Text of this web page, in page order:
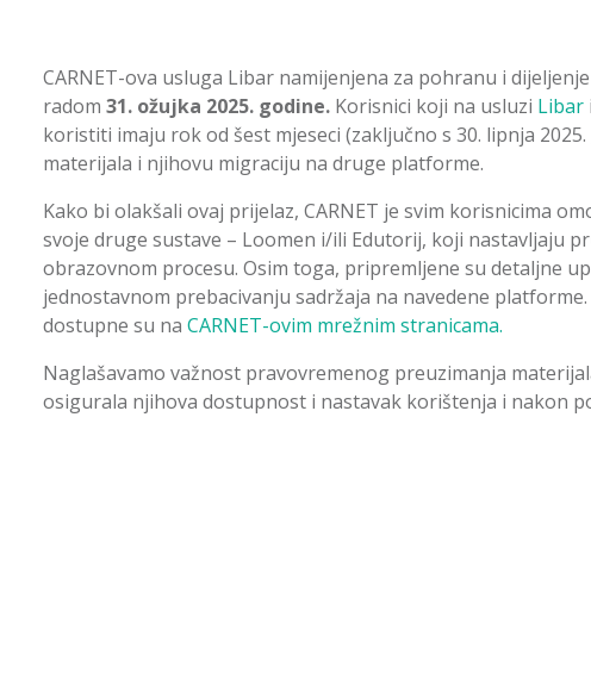
CARNET-ova usluga Libar namijenjena za pohranu i
radom 31. ožujka 2025. godine. Korisnici koji na usluzi Libar
koristiti imaju rok od šest mjeseci (zaključno s 30. lipnja
materijala i njihovu migraciju na druge platforme.
Kako bi olakšali ovaj prijelaz, CARNET je svim korisnicima
svoje druge sustave – Loomen i/ili Edutorij, koji nastavljaju
obrazovnom procesu. Osim toga, pripremljene su detaljne
jednostavnom prebacivanju sadržaja na navedene
dostupne su na CARNET-ovim mrežnim stranicama.
Naglašavamo važnost pravovremenog preuzimanja
osigurala njihova dostupnost i nastavak korištenja i nakon